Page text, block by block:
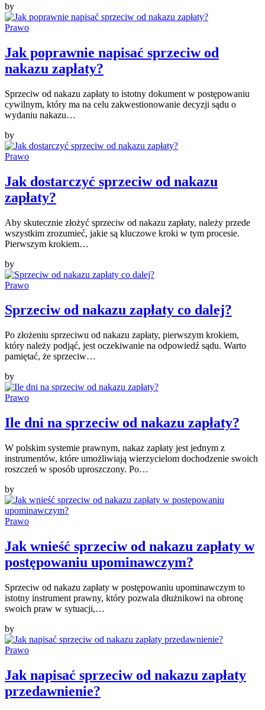
by
Prawo
Jak poprawnie napisać sprzeciw od
nakazu zapłaty?
Sprzeciw od nakazu zapłaty to istotny dokument w postępowaniu
cywilnym, który ma na celu zakwestionowanie decyzji sądu o
wydaniu nakazu…
by
Prawo
Jak dostarczyć sprzeciw od nakazu
zapłaty?
Aby skutecznie złożyć sprzeciw od nakazu zapłaty, należy przede
wszystkim zrozumieć, jakie są kluczowe kroki w tym procesie.
Pierwszym krokiem…
by
Prawo
Sprzeciw od nakazu zapłaty co dalej?
Po złożeniu sprzeciwu od nakazu zapłaty, pierwszym krokiem,
który należy podjąć, jest oczekiwanie na odpowiedź sądu. Warto
pamiętać, że sprzeciw…
by
Prawo
Ile dni na sprzeciw od nakazu zapłaty?
W polskim systemie prawnym, nakaz zapłaty jest jednym z
instrumentów, które umożliwiają wierzycielom dochodzenie swoich
roszczeń w sposób uproszczony. Po…
by
Prawo
Jak wnieść sprzeciw od nakazu zapłaty w
postępowaniu upominawczym?
Sprzeciw od nakazu zapłaty w postępowaniu upominawczym to
istotny instrument prawny, który pozwala dłużnikowi na obronę
swoich praw w sytuacji,…
by
Prawo
Jak napisać sprzeciw od nakazu zapłaty
przedawnienie?